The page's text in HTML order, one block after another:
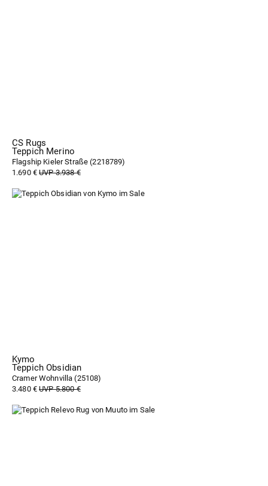
CS Rugs
Teppich Merino
Flagship Kieler Straße (2218789)
1.690 €UVP 3.938 €
Kymo
Teppich Obsidian
Cramer Wohnvilla (25108)
3.480 €UVP 5.800 €